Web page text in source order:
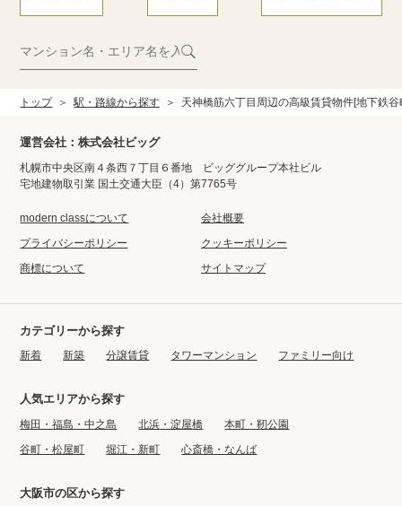
トップ 駅・路線から探す 天神橋筋六丁目周辺の高級賃貸物件[地下鉄谷
運営会社：株式会社ビッグ
札幌市中央区南４条西７丁目６番地 ビッググループ本社ビル
宅地建物取引業 国土交通大臣（4）第7765号
modern classについて
会社概要
プライバシーポリシー
クッキーポリシー
商標について
サイトマップ
カテゴリーから探す
新着 新築 分譲賃貸 タワーマンション ファミリー向け
人気エリアから探す
梅田・福島・中之島 北浜・淀屋橋
本町・靭公園
谷町・松屋町
堀江・新町 心斎橋・なんば
大阪市の区から探す